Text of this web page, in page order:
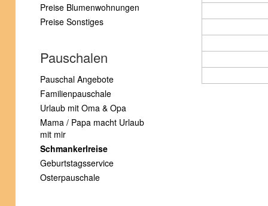
Preise Blumenwohnungen
Preise Sonstiges
Pauschalen
Pauschal Angebote
Familienpauschale
Urlaub mit Oma & Opa
Mama / Papa macht Urlaub
mit mir
Schmankerlreise
Geburtstagsservice
Osterpauschale